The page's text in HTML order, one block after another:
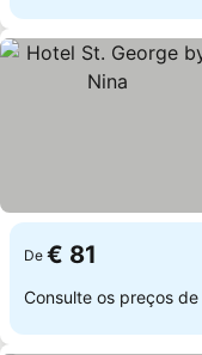
De € 81
Consulte os preços de